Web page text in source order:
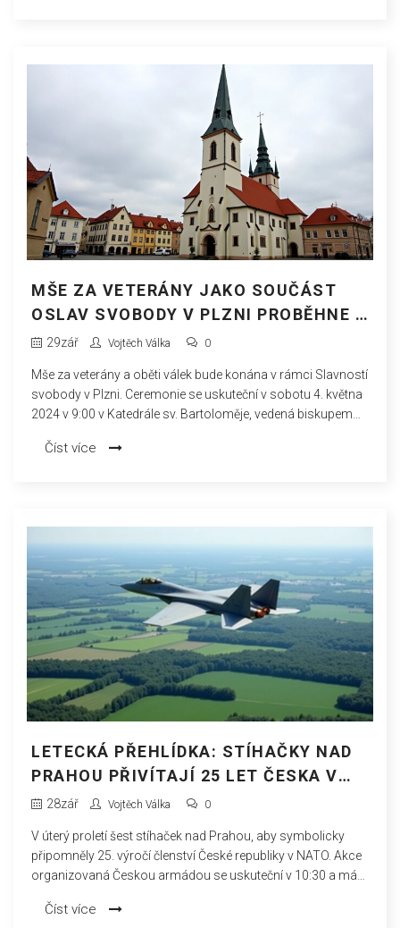
MŠE ZA VETERÁNY JAKO SOUČÁST
OSLAV SVOBODY V PLZNI PROBĚHNE V
SOBOTU
29zář Vojtěch Válka 0
Mše za veterány a oběti válek bude konána v rámci Slavností
svobody v Plzni. Ceremonie se uskuteční v sobotu 4. května
2024 v 9:00 v Katedrále sv. Bartoloměje, vedená biskupem
oslav svobody, které připomínají osvobození Plzně
Číst více
LETECKÁ PŘEHLÍDKA: STÍHAČKY NAD
PRAHOU PŘIVÍTAJÍ 25 LET ČESKA V
NATO
28zář Vojtěch Válka 0
V úterý proletí šest stíhaček nad Prahou, aby symbolicky
připomněly 25. výročí členství České republiky v NATO. Akce
organizovaná Českou armádou se uskuteční v 10:30 a má
organizaci a na její roli v evropské a globální bezpečnosti.
Číst více